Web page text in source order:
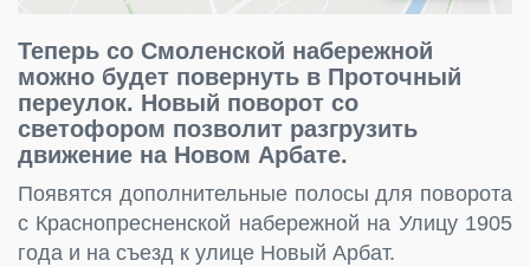
Теперь со Смоленской набережной
можно будет повернуть в Проточный
переулок. Новый поворот со
светофором позволит разгрузить
движение на Новом Арбате.
Появятся дополнительные полосы для поворота
с Краснопресненской набережной на Улицу 1905
года и на съезд к улице Новый Арбат.